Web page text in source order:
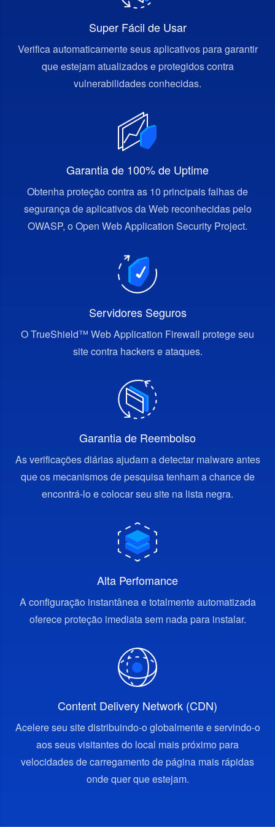
Super Fácil de Usar
Verifica automaticamente seus aplicativos para garantir
que estejam atualizados e protegidos contra
vulnerabilidades conhecidas.
Garantia de 100% de Uptime
Obtenha proteção contra as 10 principais falhas de
segurança de aplicativos da Web reconhecidas pelo
OWASP, o Open Web Application Security Project.
Servidores Seguros
O TrueShield™ Web Application Firewall protege seu
site contra hackers e ataques.
Garantia de Reembolso
As verificações diárias ajudam a detectar malware antes
que os mecanismos de pesquisa tenham a chance de
encontrá-lo e colocar seu site na lista negra.
Alta Perfomance
A configuração instantânea e totalmente automatizada
oferece proteção imediata sem nada para instalar.
Content Delivery Network (CDN)
Acelere seu site distribuindo-o globalmente e servindo-o
aos seus visitantes do local mais próximo para
velocidades de carregamento de página mais rápidas
onde quer que estejam.